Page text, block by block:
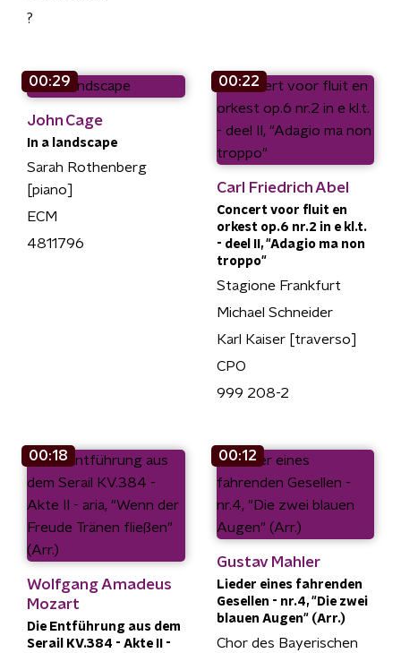
?
00:29
John Cage
In a landscape
Sarah Rothenberg
[piano]
ECM
4811796
00:22
Carl Friedrich Abel
Concert voor fluit en
orkest op.6 nr.2 in e kl.t.
- deel II, "Adagio ma non
troppo"
Stagione Frankfurt
Michael Schneider
Karl Kaiser [traverso]
CPO
999 208-2
00:18
Wolfgang Amadeus
Mozart
Die Entführung aus dem
Serail KV.384 - Akte II -
00:12
Gustav Mahler
Lieder eines fahrenden
Gesellen - nr.4, "Die zwei
blauen Augen" (Arr.)
Chor des Bayerischen